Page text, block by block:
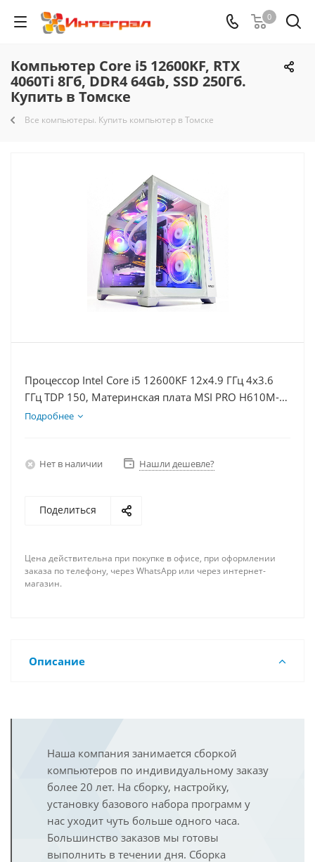
0
Компьютер Core i5 12600KF, RTX
4060Ti 8Гб, DDR4 64Gb, SSD 250Гб.
Купить в Томске
Все компьютеры. Купить компьютер в Томске
Процессор Intel Core i5 12600KF 12x4.9 ГГц 4x3.6
ГГц TDP 150, Материнская плата MSI PRO H610M-E,
Видеокарта RTX 4060Ti 8Гб, Память DDR4 64Gb,
Подробнее
Нет в наличии Нашли дешевле?
Поделиться
Цена действительна при покупке в офисе, при оформлении
заказа по телефону, через WhatsApp или через интернет-
магазин.
Описание
Наша компания занимается сборкой
компьютеров по индивидуальному заказу
более 20 лет. На сборку, настройку,
установку базового набора программ у
нас уходит чуть больше одного часа.
Большинство заказов мы готовы
выполнить в течении дня. Сборка